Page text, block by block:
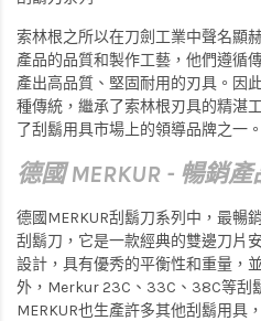
索林根之所以在刀劍工業中聲名顯
產品的品質和製作工藝，他們遵循
產出高品質、堅固耐用的刃具。因
種傳統，繼承了索林根刃具的精湛
了刮鬍用具市場上的領導品牌之一。
德國 MERKUR - 暢銷產
德國MERKUR刮鬍刀系列中，最暢
刮鬍刀，它是一款經典的雙邊刀片
設計，具有優秀的平衡性和重量，
外，Merkur 23C、33C、38C等刮
MERKUR也生產許多其他刮鬍用具